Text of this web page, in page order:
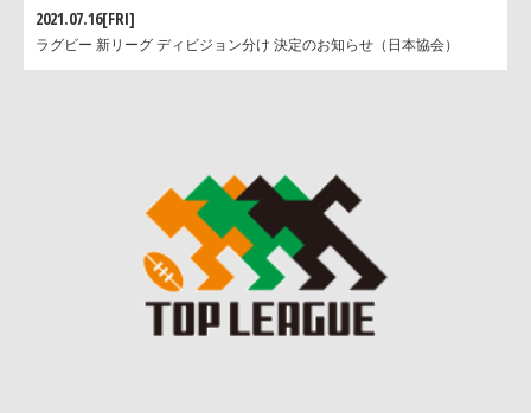
2021.07.16[FRI]
ラグビー 新リーグ ディビジョン分け 決定のお知らせ（日本協会）